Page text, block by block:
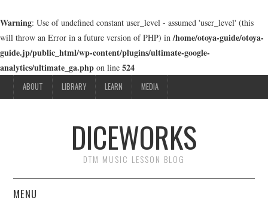
Warning: Use of undefined constant user_level - assumed 'user_level' (this
will throw an Error in a future version of PHP) in/home/otoya-guide/otoya-
guide.jp/public_html/wp-content/plugins/ultimate-google-
analytics/ultimate_ga.php on line 524
ABOUT LIBRARY LEARN MEDIA
DICEWORKS
DTM MUSIC LESSON BLOG
MENU